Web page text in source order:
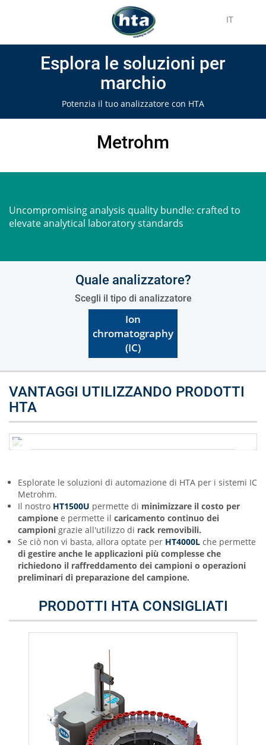
IT
Esplora le soluzioni per
marchio
Potenzia il tuo analizzatore con HTA
Metrohm
Uncompromising analysis quality bundle: crafted to
elevate analytical laboratory standards
Quale analizzatore?
Scegli il tipo di analizzatore
Ion
chromatography
(IC)
PRODOTTI HTA CONSIGLIATI
VANTAGGI UTILIZZANDO PRODOTTI
HTA
Esplorate le soluzioni di automazione di HTA per i sistemi IC
Metrohm.
Il nostro HT1500U permette di minimizzare il costo per
campione e permette il caricamento continuo dei
campioni grazie all'utilizzo di rack removibili.
Se ciò non vi basta, allora optate per HT4000L che permette
di gestire anche le applicazioni più complesse che
richiedono il raffreddamento dei campioni o operazioni
preliminari di preparazione del campione.